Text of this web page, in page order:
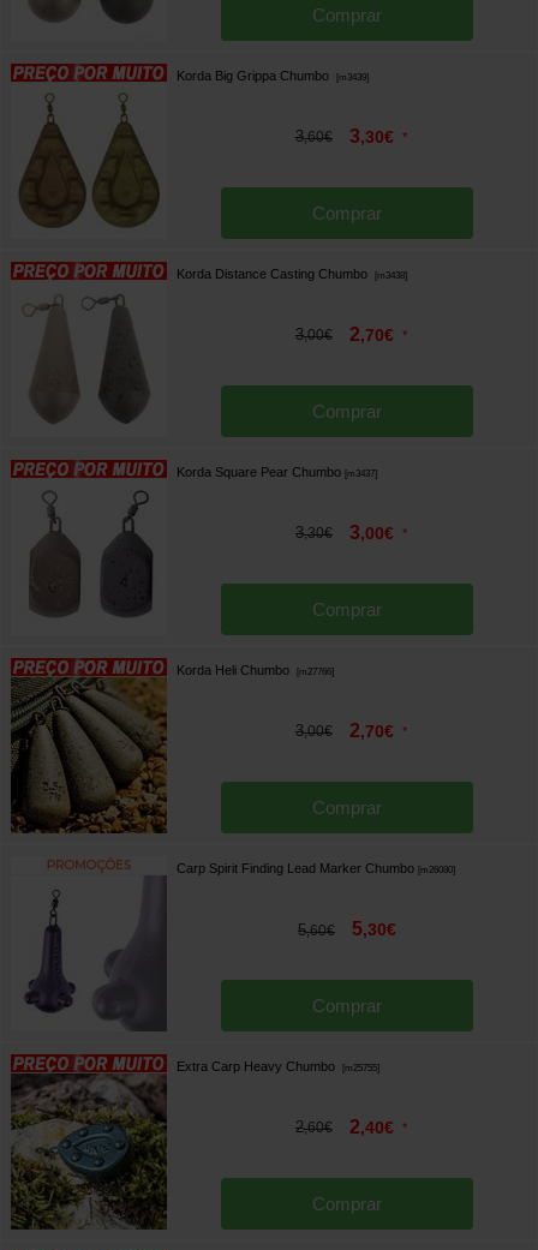
Comprar
Korda Big Grippa Chumbo [m3439]
3,60€ 3,30€ *
Comprar
Korda Distance Casting Chumbo [m3438]
3,00€ 2,70€ *
Comprar
Korda Square Pear Chumbo [m3437]
3,30€ 3,00€ *
Comprar
Korda Heli Chumbo [m27766]
3,00€ 2,70€ *
Comprar
Carp Spirit Finding Lead Marker Chumbo [m26080]
5,60€ 5,30€
Comprar
Extra Carp Heavy Chumbo [m25755]
2,60€ 2,40€ *
Comprar